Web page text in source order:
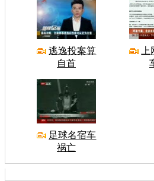
逃逸投案算
自首
足球名宿车
祸亡